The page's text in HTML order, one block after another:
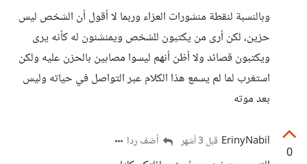
وبالنسبة لنقطة منشورات العزاء وربما لا أقول أن الشخص ليس
حزين، لكن أرى من يكتبون للشخص ويمنشنون له كأنه يرى
ويكتبون قصائد ولا أظن أنهم ليسوا مصابين بالحزن عليه ولكن
استغرب لما لم يسمع هذا الكلام عبر التواصل في حياته وليس
بعد موته
0
ErinyNabil قبل 3 أشهر أضف ردا